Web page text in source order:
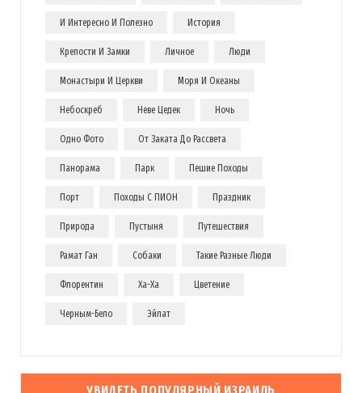
И Интересно И Полезно История
Крепости И Замки Личное Люди
Монастыри И Церкви Моря И Океаны
Небоскреб Неве Цедек Ночь
Одно Фото От Заката До Рассвета
Панорама Парк Пешие Походы
Порт Походы С ПИОН Праздник
Природа Пустыня Путешествия
Рамат Ган Собаки Такие Разные Люди
Флорентин Ха-Ха Цветение
Черным-Бело Эйлат